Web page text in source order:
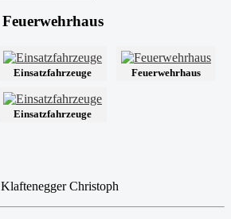
Feuerwehrhaus
Einsatzfahrzeuge Feuerwehrhaus
Einsatzfahrzeuge
Klaftenegger Christoph